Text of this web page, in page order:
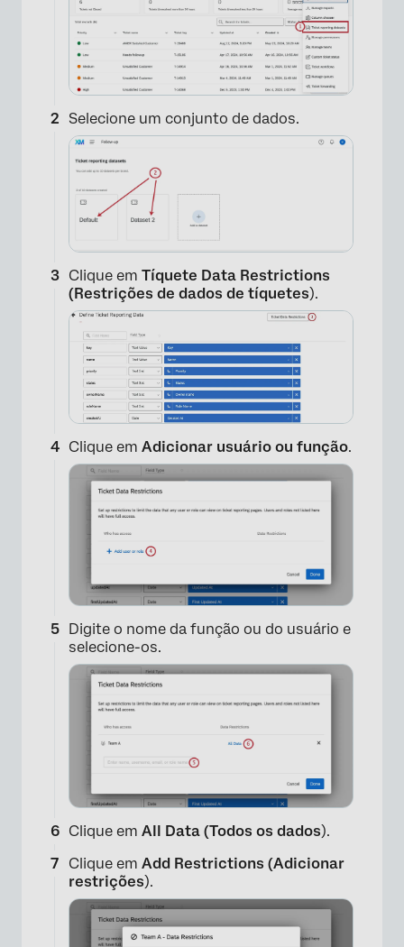
Selecione um conjunto de dados.
Clique em Tíquete Data Restrictions
(Restrições de dados de tíquetes).
Clique em Adicionar usuário ou função.
Digite o nome da função ou do usuário e
selecione-os.
Clique em All Data (Todos os dados).
Clique em Add Restrictions (Adicionar
restrições).